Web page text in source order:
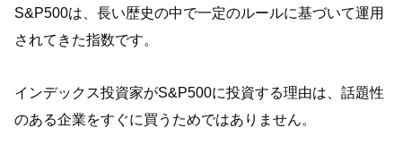
S&P500は、長い歴史の中で一定のルールに基づいて運用
されてきた指数です。
インデックス投資家がS&P500に投資する理由は、話題性
のある企業をすぐに買うためではありません。